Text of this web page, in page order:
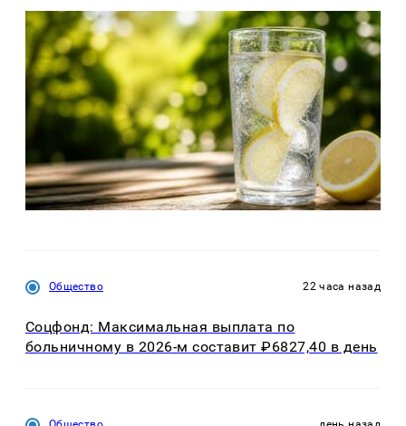
Общество 22 часа назад
Соцфонд: Максимальная выплата по
больничному в 2026-м составит ₽6827,40 в день